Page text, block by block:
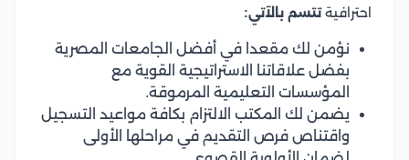
احترافيةتتسم بالآتي:
نؤمن لك مقعدا في أفضل الجامعات المصرية
بفضل علاقاتنا الاستراتيجية القوية مع
المؤسسات التعليمية المرموقة.
يضمن لك المكتب الالتزام بكافة مواعيد التسجيل
واقتناص فرص التقديم في مراحلها الأولى